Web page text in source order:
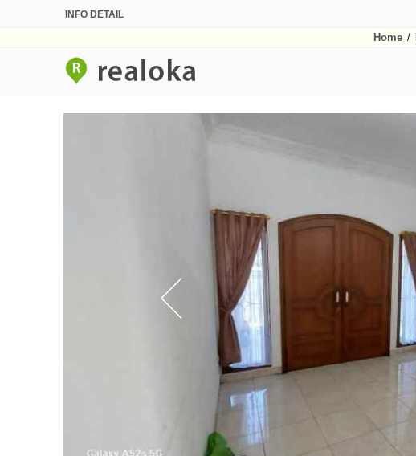
INFO DETAIL
Home /